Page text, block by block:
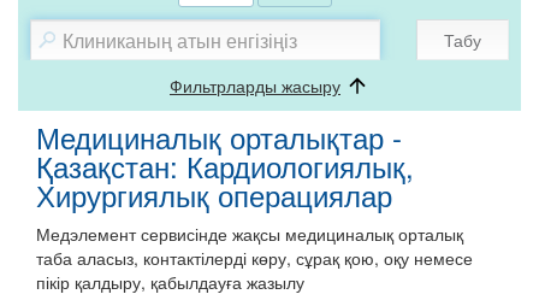
Табу
Фильтрларды жасыру
Медициналық орталықтар -
Қазақстан: Кардиологиялық,
Хирургиялық операциялар
Медэлемент сервисінде жақсы медициналық орталық
таба аласыз, контактілерді көру, сұрақ қою, оқу немесе
пікір қалдыру, қабылдауға жазылу